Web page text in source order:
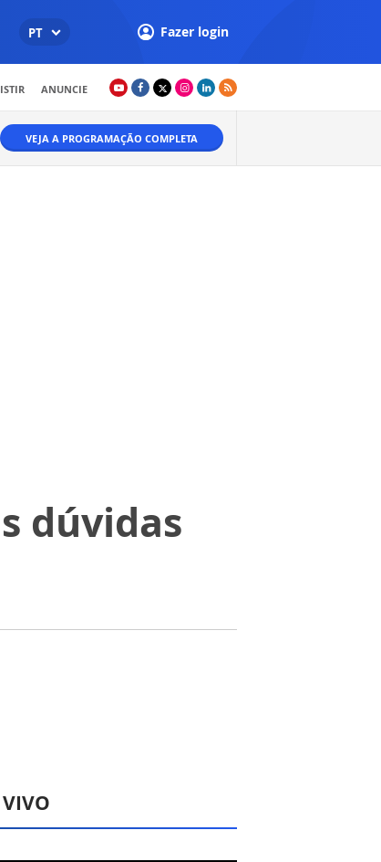
PT Fazer login
ANUNCIE
VEJA A PROGRAMAÇÃO COMPLETA
dúvidas